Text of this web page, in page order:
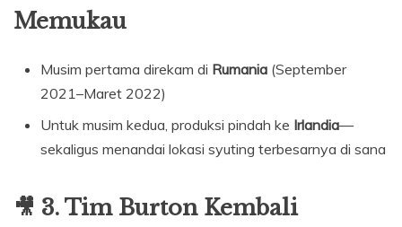
Memukau
Musim pertama direkam di Rumania (September
2021–Maret 2022)
Untuk musim kedua, produksi pindah ke Irlandia—
sekaligus menandai lokasi syuting terbesarnya di sana
🎥 3. Tim Burton Kembali